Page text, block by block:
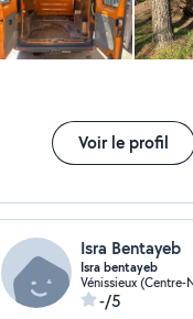
Voir le profil
Isra Bentayeb
Isra bentayeb
Vénissieux (Centre-
-/5